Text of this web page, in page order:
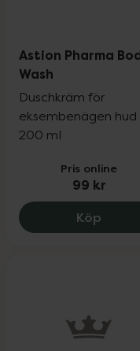
Astion Pharma
Wash
Duschkräm för
eksembenägen hud
200 ml
Pris online
99 kr
Köp